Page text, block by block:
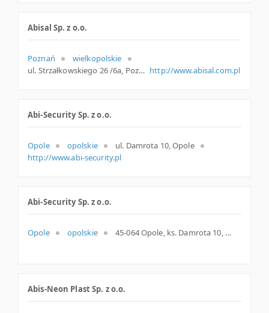
Abisal Sp. z o.o.
Poznań
wielkopolskie
ul. Strzałkowskiego 26 /6a, Poznań http://www.abisal.com.pl
Abi-Security Sp. z o.o.
Opole opolskie
ul. Damrota 10, Opole
http://www.abi-security.pl
Abi-Security Sp. z o.o.
Opole opolskie 45-064 Opole, ks. Damrota 10, woj. Opolskie, pow. Opole, gm. Opole
Abis-Neon Plast Sp. z o.o.